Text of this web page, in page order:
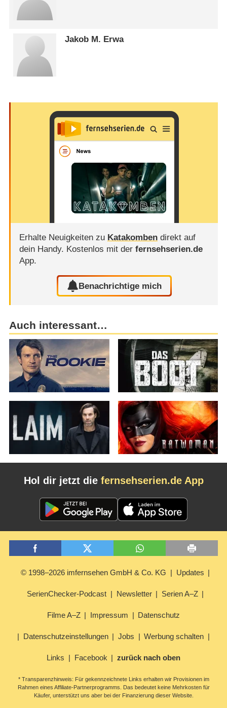
Jakob M. Erwa
Erhalte Neuigkeiten zu Katakombendirekt auf
dein Handy. Kostenlos mit der fernsehserien.de
App.
Benachrichtige mich
Auch interessant…
Hol dir jetzt die fernsehserien.de App
© 1998–2026 imfernsehen GmbH & Co. KG Updates
SerienChecker-Podcast Newsletter Serien A–Z
Filme A–Z Impressum Datenschutz
Datenschutzeinstellungen Jobs Werbung schalten
Links Facebook zurück nach oben
* Transparenzhinweis: Für gekennzeichnete Links erhalten wir Provisionen im
Rahmen eines Affiliate-Partnerprogramms. Das bedeutet keine Mehrkosten für
Käufer, unterstützt uns aber bei der Finanzierung dieser Website.